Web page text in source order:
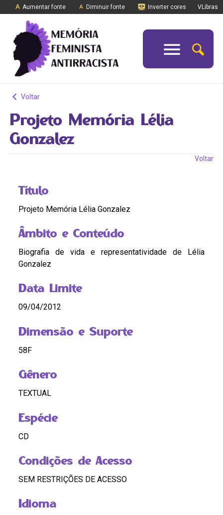
Aumentar fonte Diminuir fonte Inverter cores VLibras
Voltar
Projeto Memória Lélia
Gonzalez
Voltar
Título
Projeto Memória Lélia Gonzalez
Âmbito e Conteúdo
Biografia de vida e representatividade de Lélia
Gonzalez
Data Limite
09/04/2012
Dimensão e Suporte
58F
Gênero
TEXTUAL
Espécie
CD
Condições de Acesso
SEM RESTRIÇÕES DE ACESSO
Idioma